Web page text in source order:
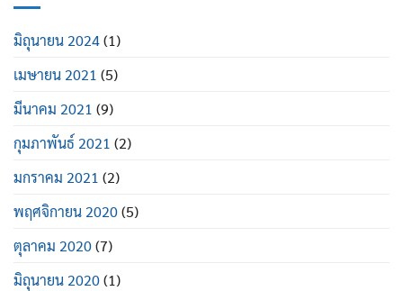
มิถุนายน 2024(1)
เมษายน 2021 (5)
มีนาคม 2021 (9)
กุมภาพันธ์ 2021 (2)
มกราคม 2021 (2)
พฤศจิกายน 2020(5)
ตุลาคม 2020(7)
มิถุนายน 2020(1)